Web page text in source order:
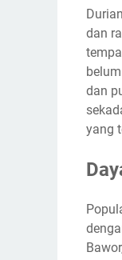
dan
dan
yang